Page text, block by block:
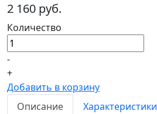
2 160 руб.
Количество
-
+
Добавить в корзину
Описание
Характеристики